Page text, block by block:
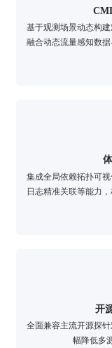
基于观测场景动态构
融合动态流量感知数
集成全局依赖拓扑可
日志精准关联等能力
开
全面兼容主流开源探针
幅降低多